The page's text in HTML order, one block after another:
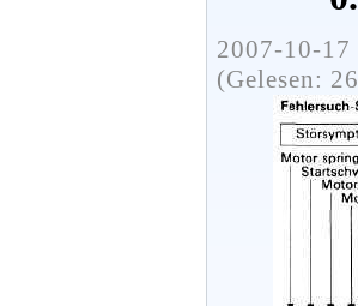
2007-10-
(Gelesen: